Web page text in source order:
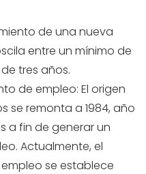
de una nueva
entre un mínimo de
tres años.
de empleo: El origen
se remonta a 1984, año
a fin de generar un
Actualmente, el
se establece